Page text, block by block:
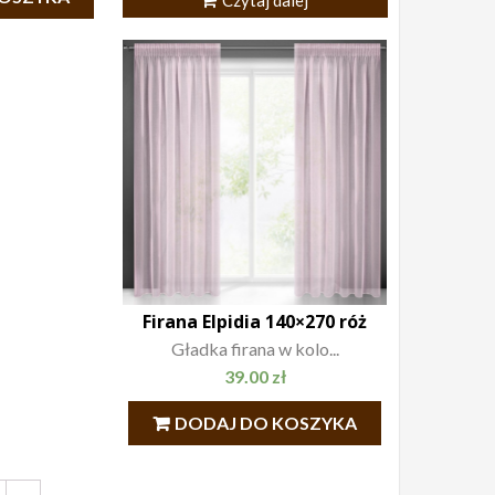
Firana Elpidia 140×270 róż
Gładka firana w kolo...
39.00 zł
DODAJ DO KOSZYKA